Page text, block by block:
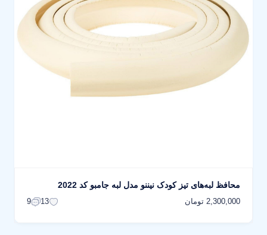
محافظ لبه‌های تیز کودک نیننو مدل لبه جامبو کد 2022
2,300,000 تومان 13
9